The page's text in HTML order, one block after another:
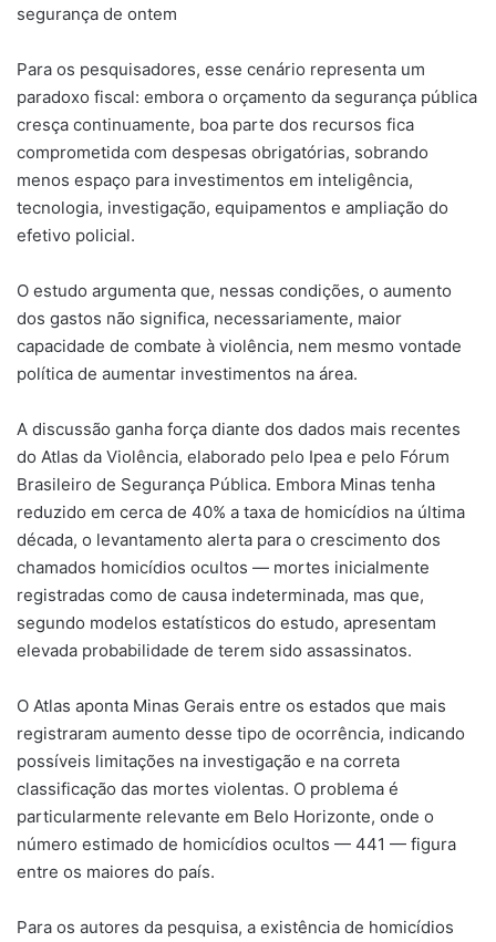
segurança de ontem
Para os pesquisadores, esse cenário representa um
paradoxo fiscal: embora o orçamento da segurança pública
cresça continuamente, boa parte dos recursos fica
comprometida com despesas obrigatórias, sobrando
menos espaço para investimentos em inteligência,
tecnologia, investigação, equipamentos e ampliação do
efetivo policial.
O estudo argumenta que, nessas condições, o aumento
dos gastos não significa, necessariamente, maior
capacidade de combate à violência, nem mesmo vontade
política de aumentar investimentos na área.
A discussão ganha força diante dos dados mais recentes
do Atlas da Violência, elaborado pelo Ipea e pelo Fórum
Brasileiro de Segurança Pública. Embora Minas tenha
reduzido em cerca de 40% a taxa de homicídios na última
década, o levantamento alerta para o crescimento dos
chamados homicídios ocultos — mortes inicialmente
registradas como de causa indeterminada, mas que,
segundo modelos estatísticos do estudo, apresentam
elevada probabilidade de terem sido assassinatos.
O Atlas aponta Minas Gerais entre os estados que mais
registraram aumento desse tipo de ocorrência, indicando
possíveis limitações na investigação e na correta
classificação das mortes violentas. O problema é
particularmente relevante em Belo Horizonte, onde o
número estimado de homicídios ocultos — 441 — figura
entre os maiores do país.
Para os autores da pesquisa, a existência de homicídios